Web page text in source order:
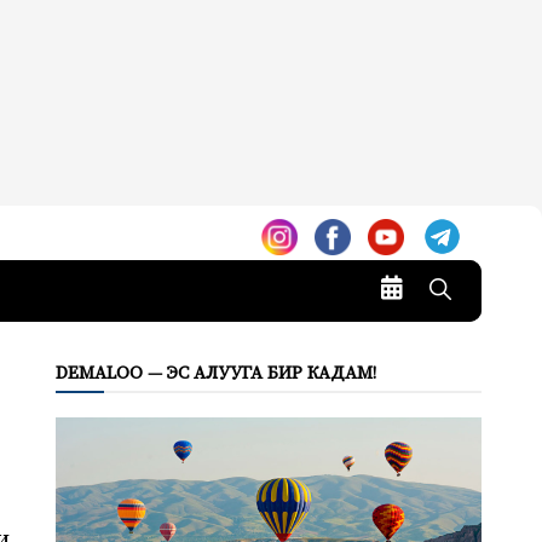
DEMALOO — ЭС АЛУУГА БИР КАДАМ!